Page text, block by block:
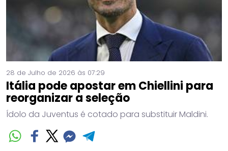
28 de Julho de 2026 às 07:29
Itália pode apostar em Chiellini para
reorganizar a seleção
Ídolo da Juventus é cotado para substituir Maldini.